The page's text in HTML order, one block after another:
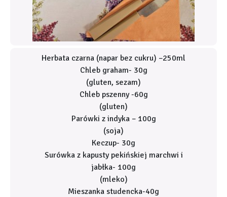
Herbata czarna (napar bez cukru) –250ml
Chleb graham- 30g
(gluten, sezam)
Chleb pszenny -60g
(gluten)
Parówki z indyka – 100g
(soja)
Keczup- 30g
Surówka z kapusty pekińskiej marchwi i
jabłka- 100g
(mleko)
Mieszanka studencka-40g